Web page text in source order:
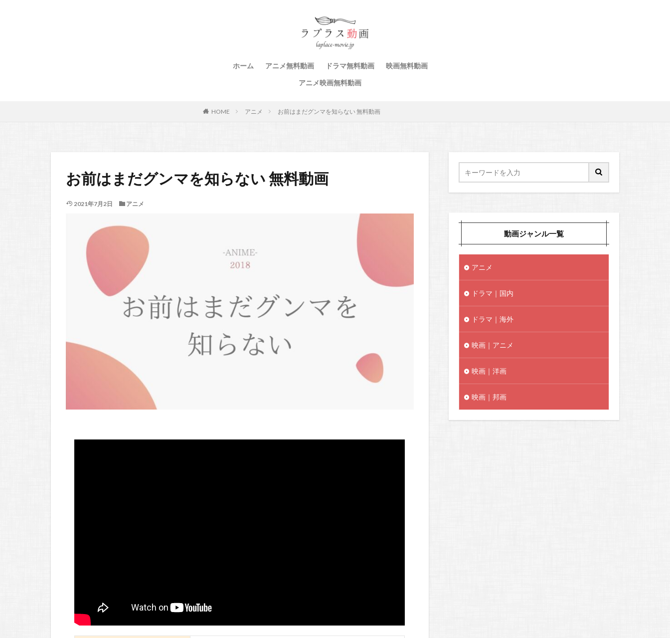
ホーム アニメ無料動画 ドラマ無料動画
映画無料動画
アニメ映画無料動画
HOME アニメ お前はまだグンマを知らない 無料動画
お前はまだグンマを知らない 無料動画
2021年7月2日 アニメ
動画ジャンル一覧
アニメ
ドラマ｜国内
ドラマ｜海外
映画｜アニメ
映画｜洋画
映画｜邦画